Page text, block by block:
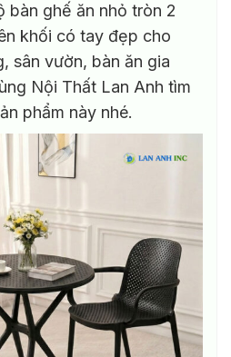
bàn ghế ăn nhỏ tròn 2
khối có tay đẹp cho
sân vườn, bàn ăn gia
Nội Thất Lan Anh tìm
phẩm này nhé.